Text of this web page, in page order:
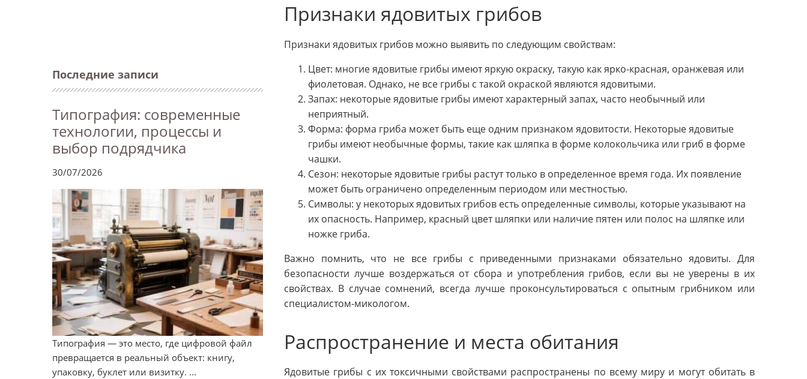
Последние записи
Типография: современные
технологии, процессы и
выбор подрядчика
30/07/2026
Типография — это место, где цифровой файл
превращается в реальный объект: книгу,
упаковку, буклет или визитку. ...
Признаки ядовитых грибов
Признаки ядовитых грибов можно выявить по следующим свойствам:
Цвет: многие ядовитые грибы имеют яркую окраску, такую как ярко-красная, оранжевая или
фиолетовая. Однако, не все грибы с такой окраской являются ядовитыми.
Запах: некоторые ядовитые грибы имеют характерный запах, часто необычный или
неприятный.
Форма: форма гриба может быть еще одним признаком ядовитости. Некоторые ядовитые
грибы имеют необычные формы, такие как шляпка в форме колокольчика или гриб в форме
чашки.
Сезон: некоторые ядовитые грибы растут только в определенное время года. Их появление
может быть ограничено определенным периодом или местностью.
Символы: у некоторых ядовитых грибов есть определенные символы, которые указывают на
их опасность. Например, красный цвет шляпки или наличие пятен или полос на шляпке или
ножке гриба.
Важно помнить, что не все грибы с приведенными признаками обязательно ядовиты. Для
безопасности лучше воздержаться от сбора и употребления грибов, если вы не уверены в их
свойствах. В случае сомнений, всегда лучше проконсультироваться с опытным грибником или
специалистом-микологом.
Распространение и места обитания
Ядовитые грибы с их токсичными свойствами распространены по всему миру и могут обитать в